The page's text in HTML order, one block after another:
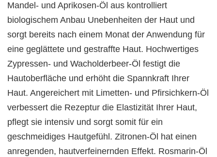
Mandel- und Aprikosen-Öl aus kontrolliert
biologischem Anbau Unebenheiten der Haut und
sorgt bereits nach einem Monat der Anwendung für
eine geglättete und gestraffte Haut. Hochwertiges
Zypressen- und Wacholderbeer-Öl festigt die
Hautoberfläche und erhöht die Spannkraft Ihrer
Haut. Angereichert mit Limetten- und Pfirsichkern-Öl
verbessert die Rezeptur die Elastizität Ihrer Haut,
pflegt sie intensiv und sorgt somit für ein
geschmeidiges Hautgefühl. Zitronen-Öl hat einen
anregenden, hautverfeinernden Effekt. Rosmarin-Öl